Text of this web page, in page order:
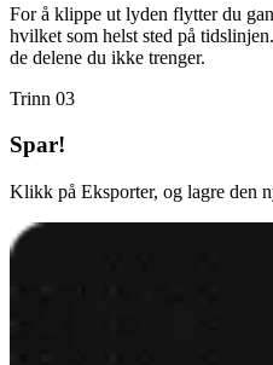
For å klippe ut lyden flytter du
hvilket som helst sted på
de delene du ikke trenger.
Trinn 03
Spar!
Klikk på Eksporter, og lagre den